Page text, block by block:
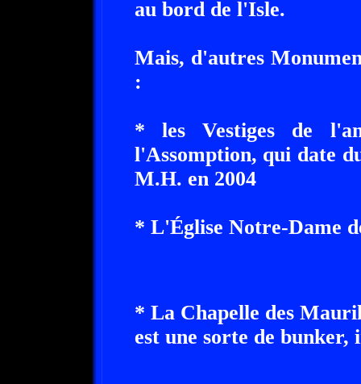
au bord de l'Isle.
Mais, d'autres
:
* les Vestiges de
l'Assomption, qui date
M.H. en 2004
* L'Église Notre-Dame
* La Chapelle des
est une sorte de bunker,